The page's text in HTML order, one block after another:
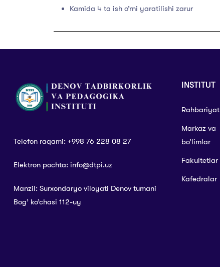
Kamida 4 ta ish o’rni yaratilishi zarur
Telefon raqami: +998 76 228 08 27
Elektron pochta: info@dtpi.uz
Manzil: Surxondaryo viloyati Denov tumani
Bog’ ko’chasi 112-uy
INSTITUT
Rahbariyat
Markaz va
bo’limlar
Fakultetlar
Kafedralar